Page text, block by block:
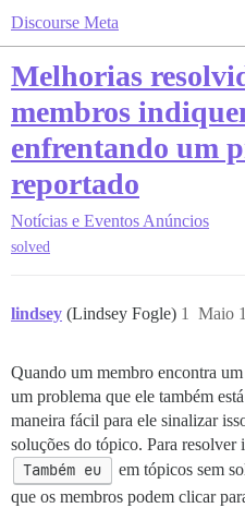
Discourse Meta
Melhorias
membros
enfrentando um
reportado
Notícias e Eventos Anúncios
solved
lindsey (Lindsey Fogle) Maio
1
Quando um membro encontra
um problema que ele também
maneira fácil para ele sinalizar
soluções do tópico. Para resolver
Também eu
em tópicos sem
que os membros podem clicar